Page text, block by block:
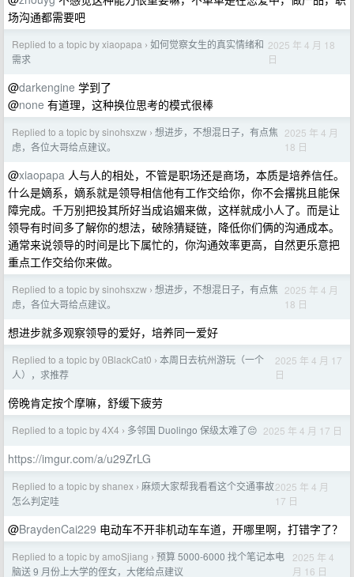
场沟通都需要吧
Replied to a topic by xiaopapa › 如何觉察女生的真实情绪和
需求
2025 年 4 月 18
日
@darkengine 学到了
@none 有道理，这种换位思考的模式很棒
Replied to a topic by sinohsxzw › 想进步，不想混日子，有点焦
虑，各位大哥给点建议。
2025 年 4 月
18 日
@xiaopapa 人与人的相处，不管是职场还是商场，本质是培养信任。
什么是嫡系，嫡系就是领导相信他有工作交给你，你不会撂挑且能保
障完成。千万别把投其所好当成谄媚来做，这样就成小人了。而是让
领导有时间多了解你的想法，破除猜疑链，降低你们俩的沟通成本。
通常来说领导的时间是比下属忙的，你沟通效率更高，自然更乐意把
重点工作交给你来做。
Replied to a topic by sinohsxzw › 想进步，不想混日子，有点焦
虑，各位大哥给点建议。
2025 年 4 月
18 日
想进步就多观察领导的爱好，培养同一爱好
Replied to a topic by 0BlackCat0 › 本周日去杭州游玩（一个
人），求推荐
2025 年 4 月 17
日
傍晚肯定按个摩嘛，舒缓下疲劳
Replied to a topic by 4X4 › 多邻国 Duolingo 保级太难了😔 2025 年 4 月 17 日
https://imgur.com/a/u29ZrLG
Replied to a topic by shanex › 麻烦大家帮我看看这个交通事故
怎么判定哇
2025 年 4 月
17 日
@BraydenCai229 电动车不开非机动车车道，开哪里啊，打错字了？
Replied to a topic by amoSjiang › 预算 5000-6000 找个笔记本电
脑送 9 月份上大学的侄女，大佬给点建议
2025 年 4
月 16 日